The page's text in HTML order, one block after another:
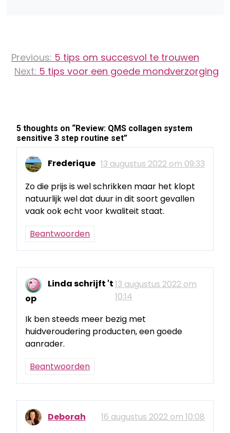
navigatie
Previous: 5 tips om succesvol te trouwen
Next: 5 tips voor een goede mondverzorging
5 thoughts on “Review: QMS collagen system
sensitive 3 step routine set”
Frederique 13 augustus 2022 om 09:33
Zo die prijs is wel schrikken maar het klopt
natuurlijk wel dat duur in dit soort gevallen
vaak ook echt voor kwaliteit staat.
Beantwoorden
Linda schrijft 't
op
13 augustus 2022 om
10:14
Ik ben steeds meer bezig met
huidveroudering producten, een goede
aanrader.
Beantwoorden
Deborah
16 augustus 2022 om 10:08